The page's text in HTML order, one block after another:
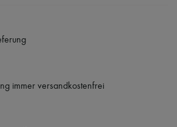
100 Ländern
ein Haus aus der LVMH-Gruppe
immer versandkostenfrei